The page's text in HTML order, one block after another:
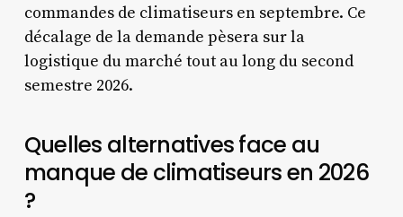
commandes de climatiseurs en septembre. Ce
décalage de la demande pèsera sur la
logistique du marché tout au long du second
semestre 2026.
Quelles alternatives face au
manque de climatiseurs en 2026
?